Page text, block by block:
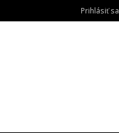
Prihlásiť sa